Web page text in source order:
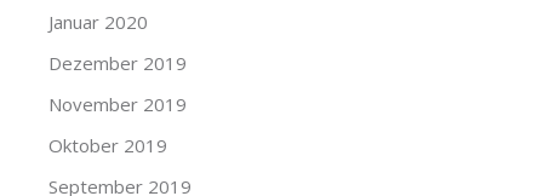
Januar 2020
Dezember 2019
November 2019
Oktober 2019
September 2019